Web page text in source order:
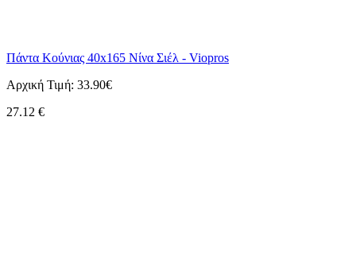
Πάντα Κούνιας 40x165 Νίνα Σιέλ - Viopros
Αρχική Τιμή: 33.90€
27.12 €